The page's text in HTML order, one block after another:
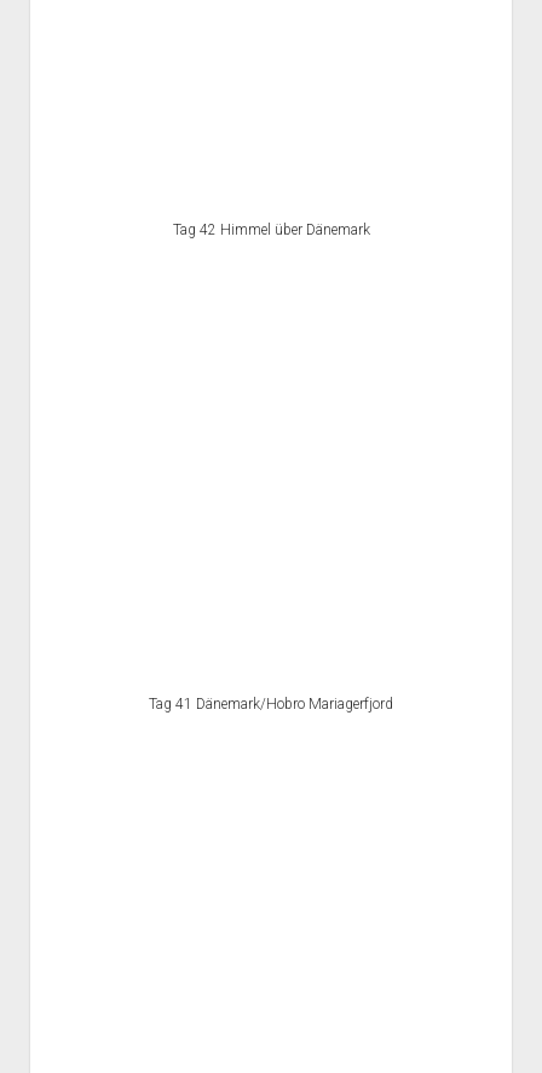
Tag 42 Himmel über Dänemark
Tag 41 Dänemark/Hobro Mariagerfjord